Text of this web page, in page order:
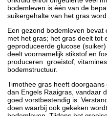
bodemleven is één van de
suikergehalte van het gras
Een gezond bodemleven
met het gras; het gras deelt tot
geproduceerde glucose
deelt voornamelijk stikstof en
produceren groeistof,
bodemstructuur.
Timothee gras heeft
dan Engels Raaigras, vandaar
goed vorstbestendig is.
doen waarbij ook gekeken